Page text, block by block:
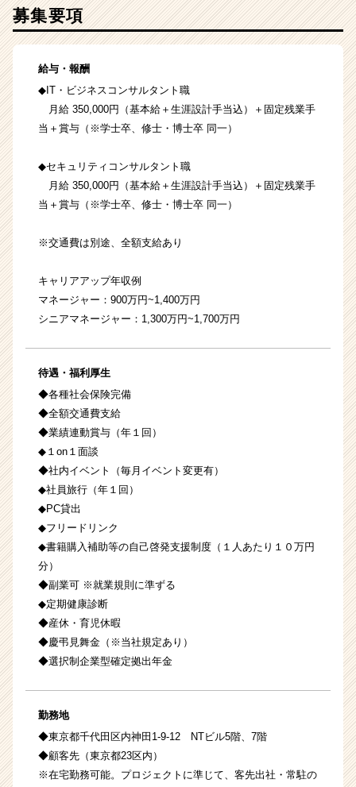
募集要項
給与・報酬
◆IT・ビジネスコンサルタント職
月給 350,000円（基本給＋生涯設計手当込）＋固定残業手
当＋賞与（※学士卒、修士・博士卒 同一）
◆セキュリティコンサルタント職
月給 350,000円（基本給＋生涯設計手当込）＋固定残業手
当＋賞与（※学士卒、修士・博士卒 同一）
※交通費は別途、全額支給あり
キャリアアップ年収例
マネージャー：900万円~1,400万円
シニアマネージャー：1,300万円~1,700万円
待遇・福利厚生
◆各種社会保険完備
◆全額交通費支給
◆業績連動賞与（年１回）
◆１on１面談
◆社内イベント（毎月イベント変更有）
◆社員旅行（年１回）
◆PC貸出
◆フリードリンク
◆書籍購入補助等の自己啓発支援制度（１人あたり１０万円
分）
◆副業可 ※就業規則に準ずる
◆定期健康診断
◆産休・育児休暇
◆慶弔見舞金（※当社規定あり）
◆選択制企業型確定拠出年金
勤務地
◆東京都千代田区内神田1-9-12 NTビル5階、7階
◆顧客先（東京都23区内）
※在宅勤務可能。プロジェクトに準じて、客先出社・常駐の